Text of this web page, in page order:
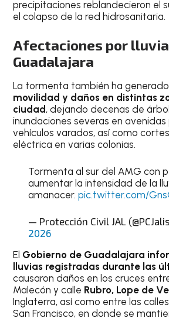
precipitaciones reblandecieron el
el colapso de la red hidrosanitaria.
Afectaciones por
Guadalajara
La tormenta también ha generado
movilidad y daños en distintas
ciudad , dejando decenas de
inundaciones severas en avenidas
vehículos varados, así como
eléctrica en varias colonias.
Tormenta al sur del AMG con
aumentar la intensidad de la
amanacer. pic.twitter.com/
— Protección Civil JAL
2026
El Gobierno de Guadalajara
lluvias registradas durante las
causaron daños en los cruces
Malecón y calle Rubro, Lope de
Inglaterra, así como entre las
San Francisco, en donde se